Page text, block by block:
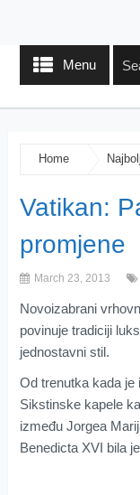
Menu
Home
Vatikan:
promjene
March 23, 2013
Novoizabrani
povinuje tradiciji
jednostavni stil.
Od trenutka kada je
Sikstinske kapele
između Jorgea
Benedicta XVI bila